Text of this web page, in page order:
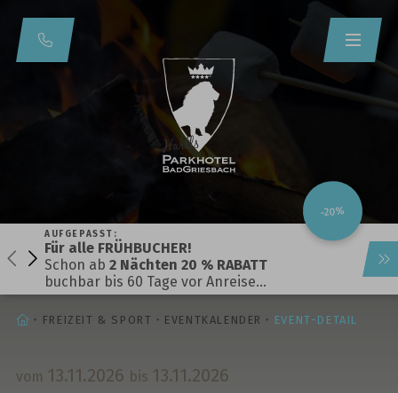
-20%
AUFGEPASST:
Für alle FRÜHBUCHER!
Schon ab 2 Nächten 20 % RABATT
buchbar bis 60 Tage vor Anreise…
STARTSEITE
FREIZEIT & SPORT EVENTKALENDER EVENT-DETAIL
vom 13.11.2026 bis 13.11.2026